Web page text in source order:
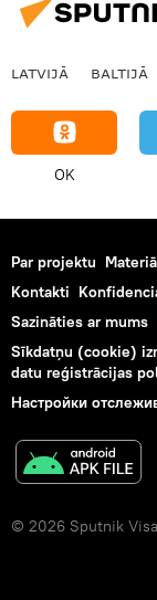
LATVIJĀ BALTIJĀ
OK
Par projektu
Kontakti
Sazināties ar mums
Sīkdatņu (cookie)
datu reģistrācijas
Настройки
© 2026 Sputnik